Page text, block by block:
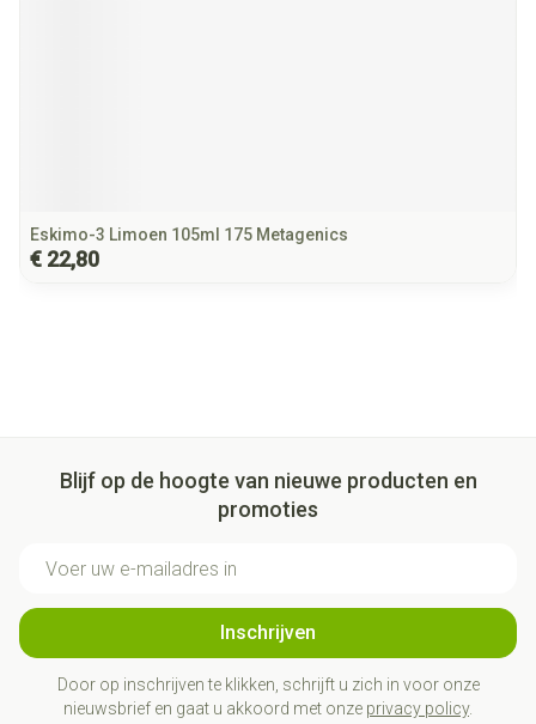
Eskimo-3 Limoen 105ml 175 Metagenics
€ 22,80
Blijf op de hoogte van nieuwe producten en
promoties
Inschrijven
Door op inschrijven te klikken, schrijft u zich in voor onze
nieuwsbrief en gaat u akkoord met onze privacy policy.